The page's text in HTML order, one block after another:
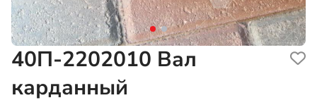
40П-2202010 Вал
карданный